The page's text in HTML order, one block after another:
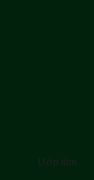
Ướp tôm